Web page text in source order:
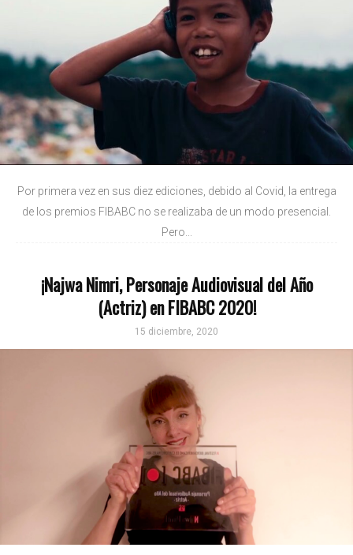
Por primera vez en sus diez ediciones, debido al Covid, la entrega
de los premios FIBABC no se realizaba de un modo presencial.
Pero...
¡Najwa Nimri, Personaje Audiovisual del Año
(Actriz) en FIBABC 2020!
15 diciembre, 2020